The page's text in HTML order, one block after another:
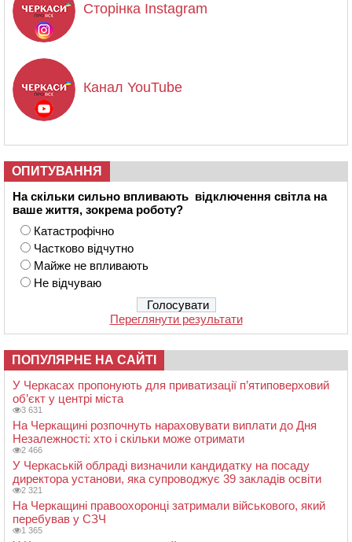
Сторінка Instagram
Канал YouTube
ОПИТУВАННЯ
На скільки сильно впливають відключення світла на
ваше життя, зокрема роботу?
Катастрофічно
Частково відчутно
Майже не впливають
Не відчуваю
Переглянути результати
ПОПУЛЯРНЕ НА САЙТІ
У Черкасах пропонують для приватизації п’ятиповерховий
об’єкт у центрі міста
3 631
На Черкащині розпочнуть нараховувати виплати до Дня
Незалежності: хто і скільки може отримати
2 466
У Черкаській облраді визначили кандидатку на посаду
директора установи, яка супроводжує 39 закладів освіти
2 321
На Черкащині правоохоронці затримали військового, який
перебував у СЗЧ
1 365